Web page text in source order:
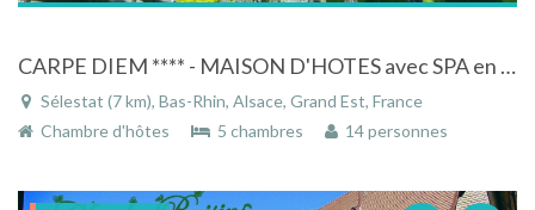
CARPE DIEM **** - MAISON D'HOTES avec SPA en centre Alsace, idéalement située
Sélestat (7 km), Bas-Rhin, Alsace, Grand Est, France
Chambre d'hôtes
5 chambres 14 personnes